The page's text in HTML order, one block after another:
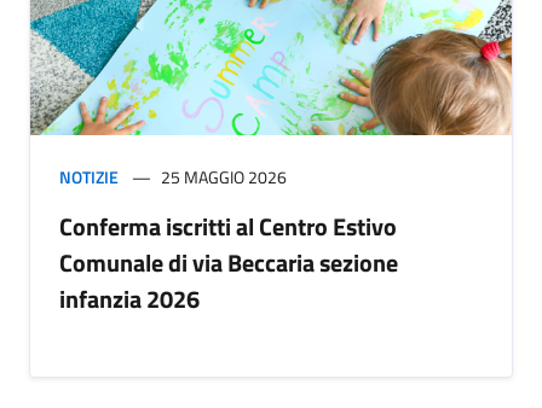
NOTIZIE 25 MAGGIO 2026
Conferma iscritti al Centro Estivo
Comunale di via Beccaria sezione
infanzia 2026